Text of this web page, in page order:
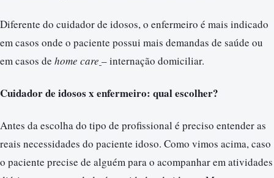
Diferente do cuidador de idosos, o enfermeiro é mais indicado
em casos onde o paciente possui mais demandas de saúde ou
em casos de home care – internação domiciliar.
Cuidador de idosos x enfermeiro: qual escolher?
Antes da escolha do tipo de profissional é preciso entender as
reais necessidades do paciente idoso. Como vimos acima, caso
o paciente precise de alguém para o acompanhar em atividades